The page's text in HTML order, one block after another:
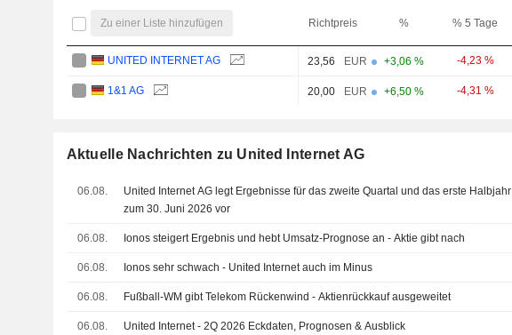
Zu einer Liste hinzufügen Richtpreis % % 5 Tage
UNITED INTERNET AG 23,56 EUR +3,06 % -4,23 %
1&1 AG 20,00 EUR +6,50 % -4,31 %
Aktuelle Nachrichten zu United Internet AG
06.08.
United Internet AG legt Ergebnisse für das zweite Quartal und das erste Halbjahr
zum 30. Juni 2026 vor
06.08. Ionos steigert Ergebnis und hebt Umsatz-Prognose an - Aktie gibt nach
06.08. Ionos sehr schwach - United Internet auch im Minus
06.08. Fußball-WM gibt Telekom Rückenwind - Aktienrückkauf ausgeweitet
06.08. United Internet - 2Q 2026 Eckdaten, Prognosen & Ausblick